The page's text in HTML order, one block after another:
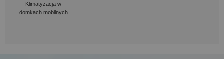
Klimatyzacja w
domkach mobilnych